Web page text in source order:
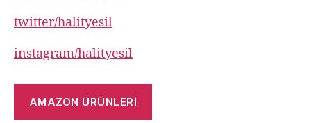
twitter/halityesil
instagram/halityesil
AMAZON ÜRÜNLERİ